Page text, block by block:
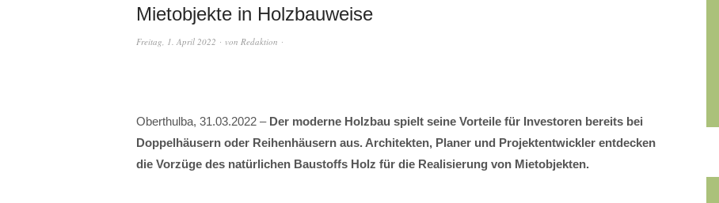
Mietobjekte in Holzbauweise
Freitag, 1. April 2022 von Redaktion
Oberthulba, 31.03.2022 – Der moderne Holzbau spielt seine Vorteile für Investoren bereits bei
Doppelhäusern oder Reihenhäusern aus. Architekten, Planer und Projektentwickler entdecken
die Vorzüge des natürlichen Baustoffs Holz für die Realisierung von Mietobjekten.